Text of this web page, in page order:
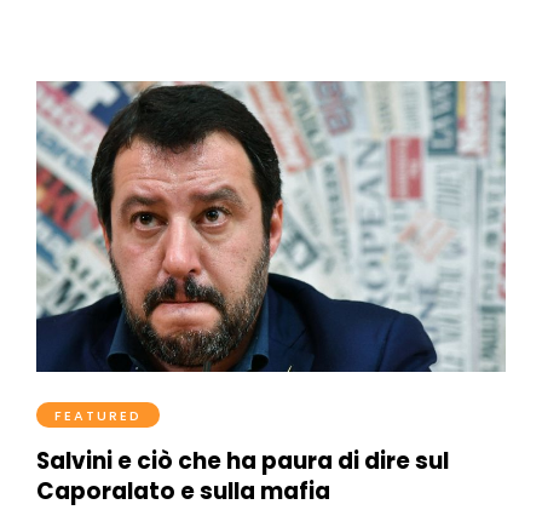
FEATURED
Salvini e ciò che ha paura di dire sul
Caporalato e sulla mafia